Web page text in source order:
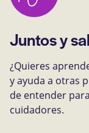
Juntos y
¿Quieres
y ayuda a otras
de entender
cuidadores.